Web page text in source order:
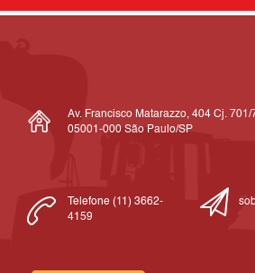
Av. Francisco Matarazzo, 404 Cj.
05001-000 São Paulo/SP
Telefone (11) 3662-
4159